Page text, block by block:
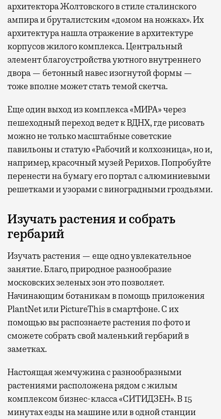
архитектора Жолтовского в стиле сталинского
ампира и бруталистским «домом на ножках». Их
архитектура нашла отражение в архитектуре
корпусов жилого комплекса. Центральный
элемент благоустройства уютного внутреннего
двора — бетонный навес изогнутой формы —
тоже вполне может стать темой скетча.
Еще один выход из комплекса «МИРА» через
пешеходный переход ведет к ВДНХ, где рисовать
можно не только масштабные советские
павильоны и статую «Рабочий и колхозница», но и,
например, красочный музей Рерихов. Попробуйте
перенести на бумагу его портал с алюминиевыми
решетками и узорами с виноградными гроздьями.
Изучать растения и собрать
гербарий
Изучать растения — еще одно увлекательное
занятие. Благо, природное разнообразие
московских зеленых зон это позволяет.
Начинающим ботаникам в помощь приложения
PlantNet или PictureThis в смартфоне. С их
помощью вы распознаете растения по фото и
сможете собрать свой маленький гербарий в
заметках.
Настоящая жемчужина с разнообразными
растениями расположена рядом с жилым
комплексом бизнес-класса «СИТИДЗЕН». В 15
минутах езды на машине или в одной станции